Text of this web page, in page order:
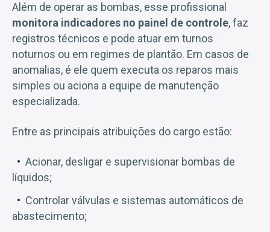
Além de operar as bombas, esse profissional
monitora indicadores no painel de controle, faz
registros técnicos e pode atuar em turnos
noturnos ou em regimes de plantão. Em casos de
anomalias, é ele quem executa os reparos mais
simples ou aciona a equipe de manutenção
especializada.
Entre as principais atribuições do cargo estão:
Acionar, desligar e supervisionar bombas de
líquidos;
Controlar válvulas e sistemas automáticos de
abastecimento;